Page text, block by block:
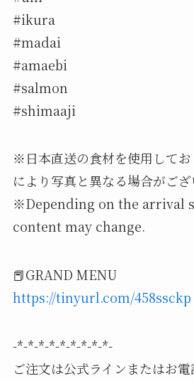
#ikura
#madai
#amaebi
#salmon
#shimaaji
※日本直送の食材を使用して
により写真と異なる場合がござ
※Depending on the arrival
content may change.
📕GRAND MENU
https://tinyurl.com/458ssckp
-*-*-*-*-*-*-*-*-*-
ご注文は公式ラインまたはお電